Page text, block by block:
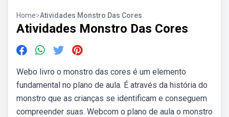
Home>Atividades Monstro Das Cores
Atividades Monstro Das Cores
Webo livro o monstro das cores é um elemento
fundamental no plano de aula. É através da história do
monstro que as crianças se identificam e conseguem
compreender suas. Webcom o plano de aula o monstro